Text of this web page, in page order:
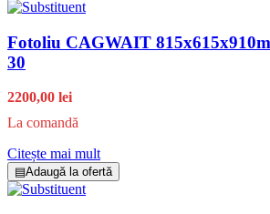
Fotoliu CAGWAIT
30
2200,00 lei
La comandă
Citește mai mult
▤Adaugă la ofertă